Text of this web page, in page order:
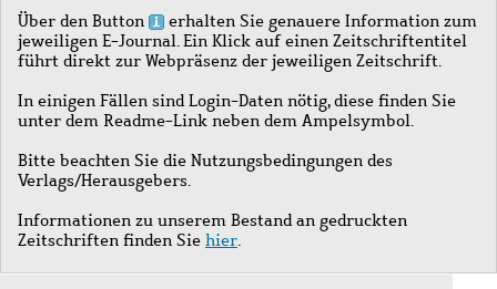
Über den Button
erhalten Sie genauere Information zum
jeweiligen E-Journal. Ein Klick auf einen Zeitschriftentitel
führt direkt zur Webpräsenz der jeweiligen Zeitschrift.
In einigen Fällen sind Login-Daten nötig, diese finden Sie
unter dem Readme-Link neben dem Ampelsymbol.
Bitte beachten Sie die Nutzungsbedingungen des
Verlags/Herausgebers.
Informationen zu unserem Bestand an gedruckten
Zeitschriften finden Sie hier.